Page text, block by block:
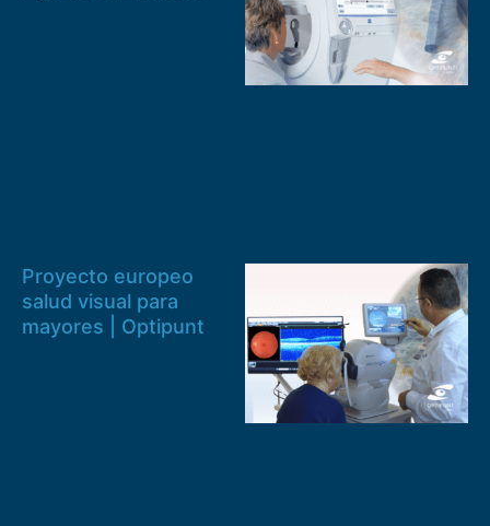
Proyecto europeo
salud visual para
mayores | Optipunt